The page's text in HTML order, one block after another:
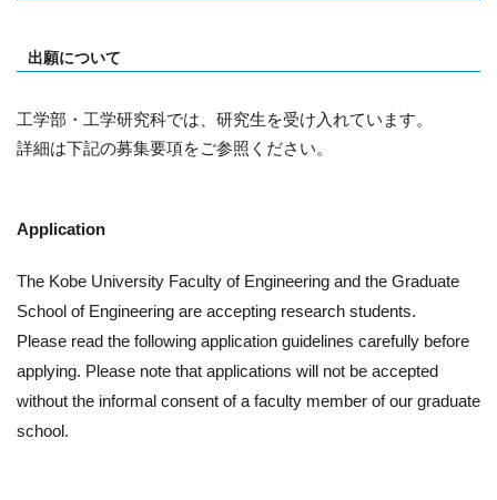
出願について
工学部・工学研究科では、研究生を受け入れています。
詳細は下記の募集要項をご参照ください。
Application
The Kobe University Faculty of Engineering and the Graduate
School of Engineering are accepting research students.
Please read the following application guidelines carefully before
applying. Please note that applications will not be accepted
without the informal consent of a faculty member of our graduate
school.